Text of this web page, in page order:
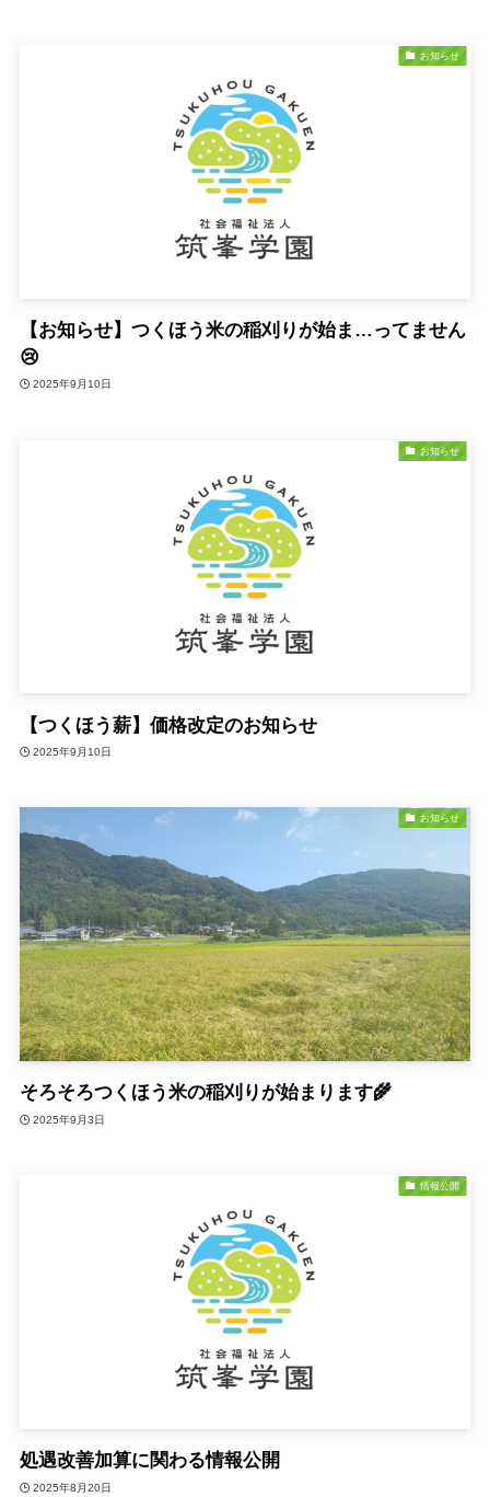
お知らせ
【お知らせ】つくほう米の稲刈りが始ま…ってません
😢
2025年9月10日
お知らせ
【つくほう薪】価格改定のお知らせ
2025年9月10日
お知らせ
そろそろつくほう米の稲刈りが始まります🌾
2025年9月3日
情報公開
処遇改善加算に関わる情報公開
2025年8月20日